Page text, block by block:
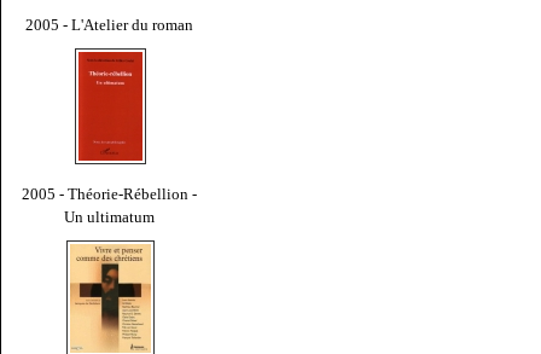
2005 - L'Atelier du roman
2005 - Théorie-Rébellion -
Un ultimatum